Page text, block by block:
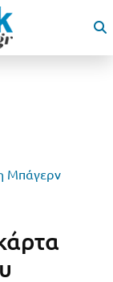
Μπάγερν